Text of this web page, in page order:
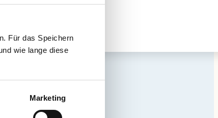
Für das Speichern
wie lange diese
Marketing